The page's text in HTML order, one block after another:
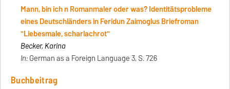
Mann, bin ich n Romanmaler oder was? Identitätsprobleme
eines Deutschländers in Feridun Zaimoglus Briefroman
"Liebesmale, scharlachrot"
Becker, Karina
In:German as a Foreign Language 3, S. 726
Buchbeitrag